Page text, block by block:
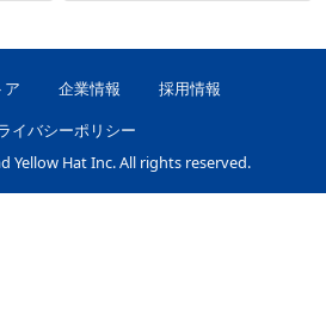
ア 企業情報
採用情報
イバシーポリシー
Yellow Hat Inc. All rights reserved.